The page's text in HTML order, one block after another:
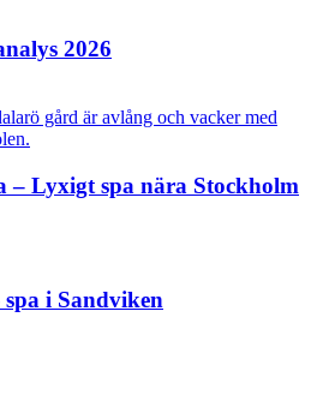
2026
– Lyxigt spa nära Stockholm
i Sandviken